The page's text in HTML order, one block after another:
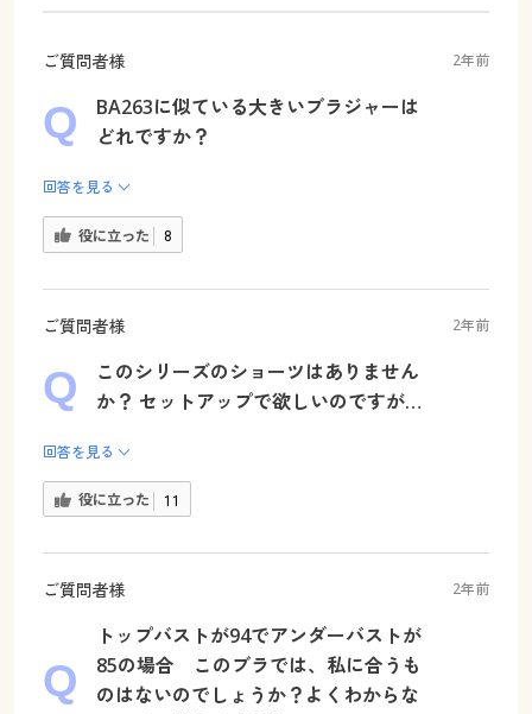
ご質問者様 2年前
BA263に似ている大きいブラジャーは
どれですか？
回答を見る
役に立った 8
ご質問者様 2年前
このシリーズのショーツはありません
か？ セットアップで欲しいのですが…
回答を見る
役に立った 11
ご質問者様 2年前
トップバストが94でアンダーバストが
85の場合 このブラでは、私に合うも
のはないのでしょうか？よくわからな